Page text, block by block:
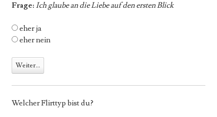
Frage: Ich glaube an die Liebe auf den ersten Blick
eher ja
eher nein
Welcher Flirttyp bist du?